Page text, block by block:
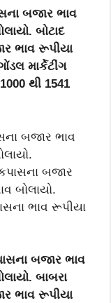
બજાર ભાવ
બોટાદ
ભાવ રૂપીયા
માર્કેટીંગ
થી 1541
બજાર ભાવ
બજાર
બોલાયો.
ભાવ રૂપીયા
બજાર ભાવ
બાબરા
ભાવ રૂપીયા